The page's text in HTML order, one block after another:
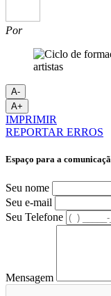
Por
A-
A+
IMPRIMIR
REPORTAR ERROS
Espaço para a
Seu nome
Seu e-mail
Seu Telefone
Mensagem